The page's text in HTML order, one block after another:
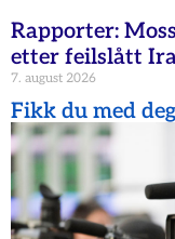
Rapporter:
etter feilslått
7. august 2026
Fikk du med